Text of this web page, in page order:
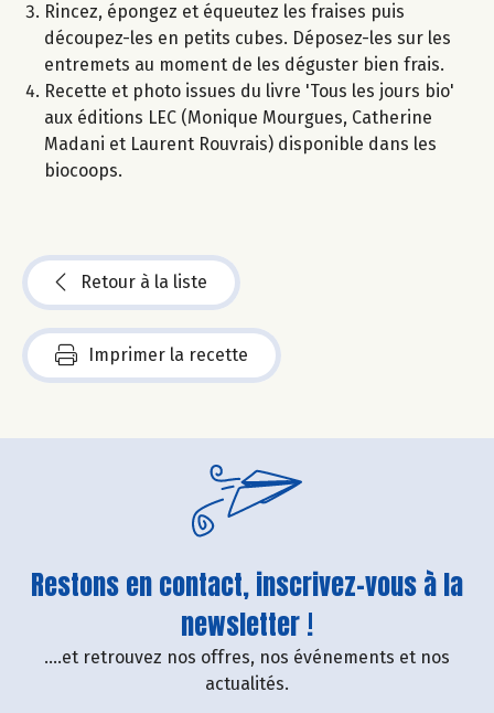
Rincez, épongez et équeutez les fraises puis
découpez-les en petits cubes. Déposez-les sur les
entremets au moment de les déguster bien frais.
Recette et photo issues du livre 'Tous les jours bio'
aux éditions LEC (Monique Mourgues, Catherine
Madani et Laurent Rouvrais) disponible dans les
biocoops.
Retour à la liste
Imprimer la recette
Restons en contact, inscrivez-vous à la
newsletter !
....et retrouvez nos offres, nos événements et nos
actualités.